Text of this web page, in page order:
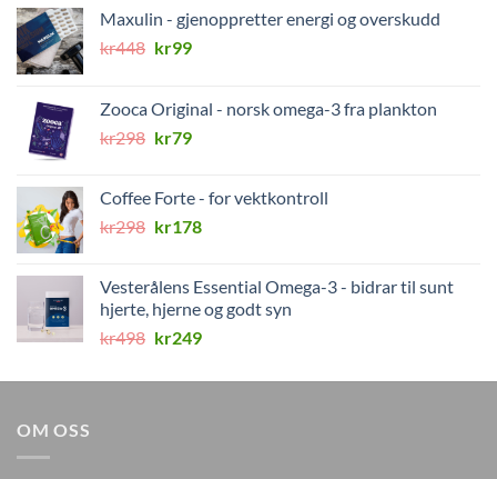
Maxulin - gjenoppretter energi og overskudd
kr448 Opprinnelig
kr448.
kr99Nåværende
kr99.
Zooca Original - norsk omega-3 fra plankton
kr298 Opprinnelig
kr298.
kr79Nåværende
kr79.
Coffee Forte - for vektkontroll
kr298 Opprinnelig
kr298.
kr178Nåværende
kr178.
Vesterålens Essential Omega-3 - bidrar til sunt
hjerte, hjerne og godt syn
kr498 Opprinnelig
var:
kr249Nåværende
er:
OM OSS